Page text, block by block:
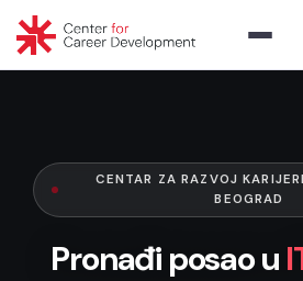
CENTAR ZA RAZVOJ
BEOGRAD
Pronađi posao u